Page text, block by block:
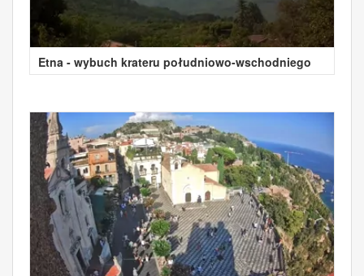
Etna - wybuch krateru południowo-wschodniego